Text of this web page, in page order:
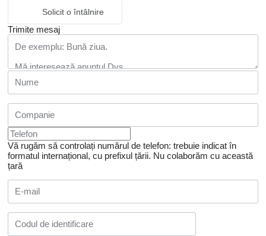
Solicit o întâlnire
Trimite mesaj
Vă rugăm să controlați numărul de telefon: trebuie indicat în
formatul internațional, cu prefixul țării. Nu colaborăm cu această
țară